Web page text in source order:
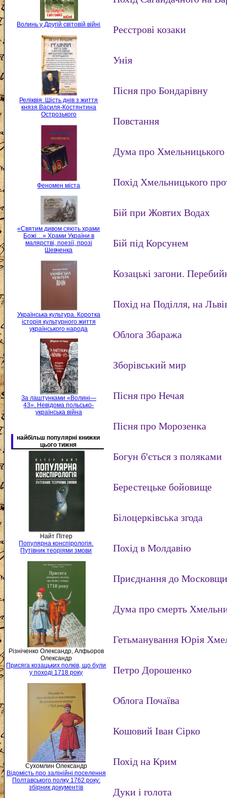
Волинь у Другій світовій війні
Реліквія. Шість днів з життя
князя Василя-Костянтина
Острозького
Феномен міста
«Святим дивом сяють храми
Божі…» Храми України в
малярстві, поезії, прозі
Шевченка
Українська культура. Коротка
історія культурного життя
українського народа
За лаштунками «Волині—
43». Невідома польсько-
українська війна
найбільш популярні книжки
цього тижня
Найт Пітер
Популярна конспірологія.
Путівник теоріями змови
Різніченко Олександр, Алфьоров
Олександр
Присяга козацьких полків, що були
у поході 1718 року
Сухомлин Олександр
Відомість про залінійні поселення
Полтавського полку 1762 року:
збірник документів
Реєстрові козаки
Унія
Пісня про Бондарівну
Повстання
Дума про Хмельницького
Похід Хмельницького
Бій при Жовтих Водах
Бій під Корсунем
Козацькі загони.
Похід на Поділля, на
Облога Збаража
Зборівський мир
Пісня про Нечая
Пісня про Морозенка
Богун б'ється з поляками
Берестецьке бойовище
Білоцерківська згода
Похід в Молдавію
Приєднання до
Дума про смерть
Гетьманування Юрія
Петро Дорошенко
Облога Почаїва
Кошовий Іван Сірко
Похід на Крим
Дуки і голота